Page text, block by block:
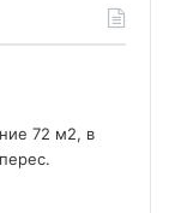
72 м2, в